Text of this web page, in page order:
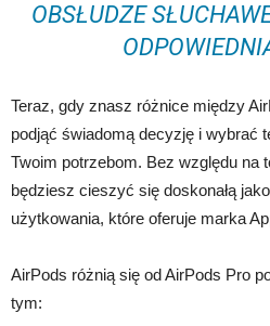
OBSŁUDZE
Teraz, gdy znasz różnice między
podjąć świadomą decyzję i wybrać
Twoim potrzebom. Bez względu na
będziesz cieszyć się doskonałą
użytkowania, które oferuje marka
AirPods różnią się od AirPods Pro
tym: